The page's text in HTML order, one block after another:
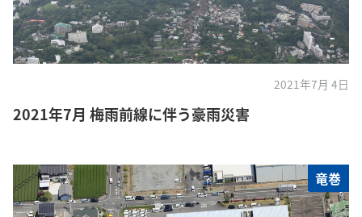
2021年7月 4日
2021年7月 梅雨前線に伴う豪雨災害
竜巻